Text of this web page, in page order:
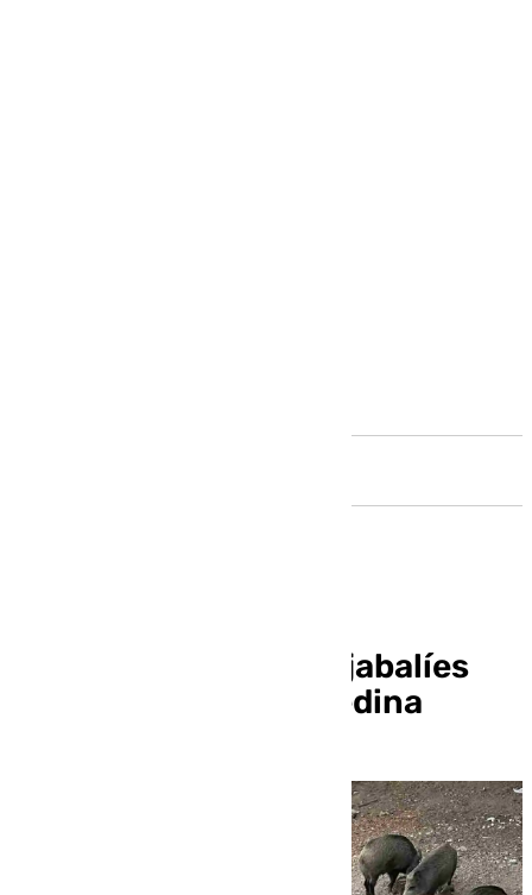
Avistan una piara de jabalíes
junto al río Guadalmedina